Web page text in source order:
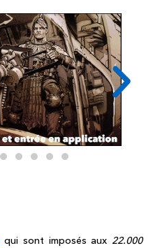
qui sont imposés aux 22.000